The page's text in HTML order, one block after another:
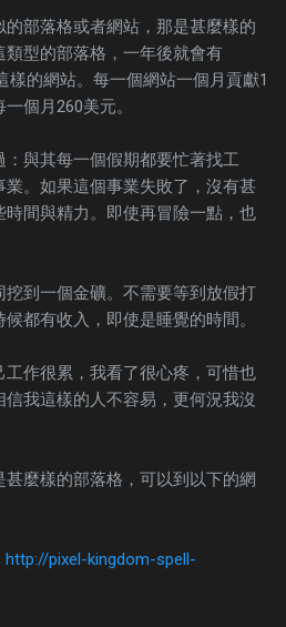
部落格或者網站，那是甚麼樣的
型的部落格，一年後就會有
樣的網站。每一個網站一個月貢獻1
個月260美元。
與其每一個假期都要忙著找工
。如果這個事業失敗了，沒有甚
間與精力。即使再冒險一點，也
到一個金礦。不需要等到放假打
都有收入，即使是睡覺的時間。
作很累，我看了很心疼，可惜也
我這樣的人不容易，更何況我沒
麼樣的部落格，可以到以下的網
http://pixel-kingdom-spell-